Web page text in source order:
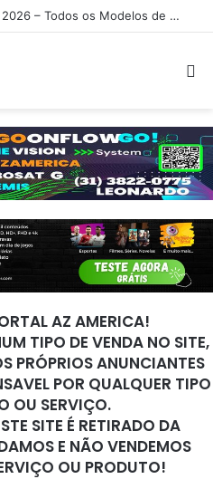
Atualizações AZAMERICA 2026 – Todos os Modelos de Receptores AZAMERICA
AZ AMERICA!
TIPO DE VENDA NO SITE,
PRÓPRIOS ANUNCIANTES
POR QUALQUER TIPO
OU SERVIÇO.
SITE É RETIRADO DA
E NÃO VENDEMOS
OU PRODUTO!